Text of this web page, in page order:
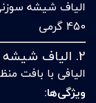
الیاف شیشه
450 گرمی
2. الیاف شیشه حصیری (Woven Roving)
الیافی با بافت
ویژگی‌ها: